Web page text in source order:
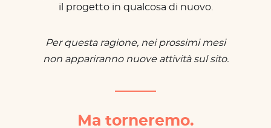
il progetto in qualcosa di nuovo.
Per questa ragione, nei prossimi mesi
non appariranno nuove attività sul sito.
Ma torneremo.